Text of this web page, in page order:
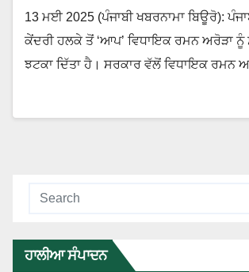
13 ਮਈ 2025 (ਪੰਜਾਬੀ ਖਬਰਨਾਮਾ ਬਿਊਰੋ):
ਕੇਂਦਰੀ ਹਲਕੇ ਤੋਂ ‘ਆਪ’ ਵਿਧਾਇਕ ਰਮਨ ਅਰੋੜਾ ਨੂੰ
ਝਟਕਾ ਦਿੱਤਾ ਹੈ। ਸਰਕਾਰ ਵੱਲੋਂ ਵਿਧਾਇਕ ਰਮਨ
ਹਾਲੀਆ ਸੰਪਾਦਨ